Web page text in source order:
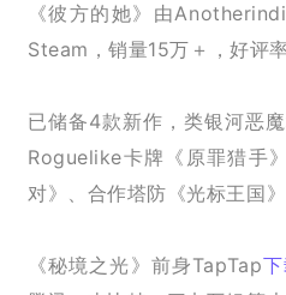
《彼方的她》由
Steam，销量15万＋，好评率
已储备4款新作，类银河恶
Roguelike卡牌《原罪猎手
对》、合作塔防《光标王国》
《秘境之光》前身TapTap